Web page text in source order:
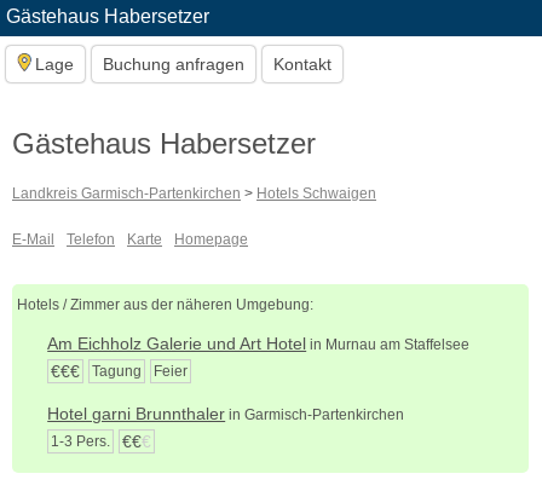
Gästehaus Habersetzer
Lage Buchung anfragen Kontakt
Gästehaus Habersetzer
Landkreis Garmisch-Partenkirchen > Hotels Schwaigen
E-Mail Telefon Karte Homepage
Hotels / Zimmer aus der näheren Umgebung:
Am Eichholz Galerie und Art Hotel in Murnau am Staffelsee
€€€ Tagung Feier
Hotel garni Brunnthaler in Garmisch-Partenkirchen
1-3 Pers.
€€€